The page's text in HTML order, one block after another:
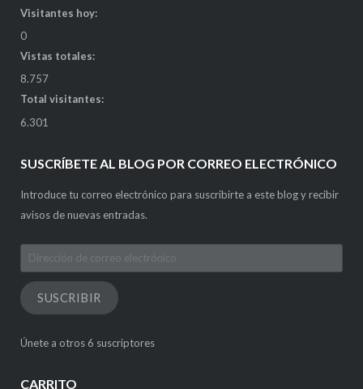
Visitantes hoy:
0
Vistas totales:
8.757
Total visitantes:
6.301
SUSCRÍBETE AL BLOG POR CORREO ELECTRÓNICO
Introduce tu correo electrónico para suscribirte a este blog y recibir
avisos de nuevas entradas.
Dirección
de
correo
electrónico
SUSCRIBIR
Únete a otros 6 suscriptores
CARRITO